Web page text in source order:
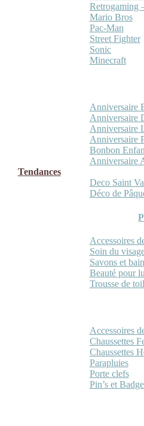
Retrogaming
Mario Bros
Pac-Man
Street Fighter
Sonic
Minecraft
Anniversaire
Anniversaire
Anniversaire
Anniversaire
Bonbon
Anniversaire
Tendances
Deco Saint
Déco de
Accessoires
Soin du
Savons et bain
Beauté pour
Trousse de
Accessoires
Chaussettes
Chaussettes
Parapluies
Porte clefs
Pin’s et